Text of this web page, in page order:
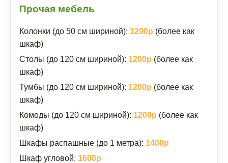
Прочая мебель
Колонки (до 50 см шириной): 1200р (более как
шкаф)
Столы (до 120 см шириной): 1200р (более как
шкаф)
Тумбы (до 120 см шириной): 1200р (более как
шкаф)
Комоды (до 120 см шириной): 1200р (более как
шкаф)
Шкафы распашные (до 1 метра): 1400р
Шкаф угловой: 1600р